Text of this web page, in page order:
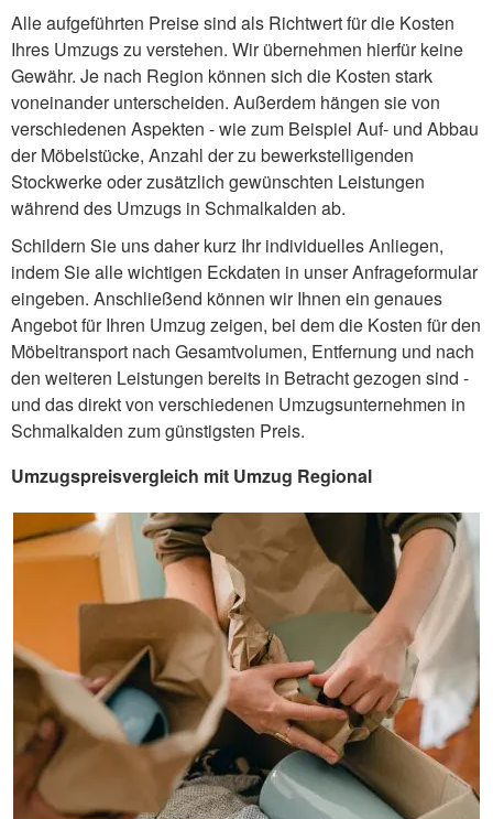
Alle aufgeführten Preise sind als Richtwert für die Kosten
Ihres Umzugs zu verstehen. Wir übernehmen hierfür keine
Gewähr. Je nach Region können sich die Kosten stark
voneinander unterscheiden. Außerdem hängen sie von
verschiedenen Aspekten - wie zum Beispiel Auf- und Abbau
der Möbelstücke, Anzahl der zu bewerkstelligenden
Stockwerke oder zusätzlich gewünschten Leistungen
während des Umzugs in Schmalkalden ab.
Schildern Sie uns daher kurz Ihr individuelles Anliegen,
indem Sie alle wichtigen Eckdaten in unser Anfrageformular
eingeben. Anschließend können wir Ihnen ein genaues
Angebot für Ihren Umzug zeigen, bei dem die Kosten für den
Möbeltransport nach Gesamtvolumen, Entfernung und nach
den weiteren Leistungen bereits in Betracht gezogen sind -
und das direkt von verschiedenen Umzugsunternehmen in
Schmalkalden zum günstigsten Preis.
Umzugspreisvergleich mit Umzug Regional